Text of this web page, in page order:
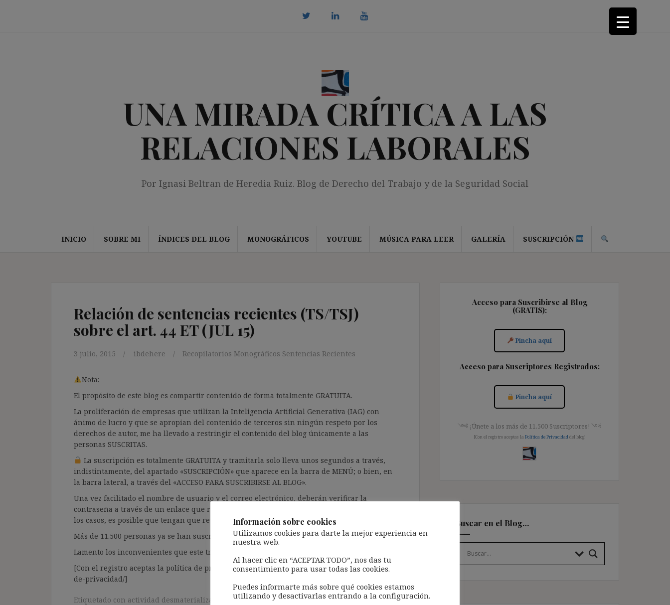
UNA MIRADA CRÍTICA A LAS
RELACIONES LABORALES
Por Ignasi Beltran de Heredia Ruiz. Blog de Derecho del Trabajo y de la Seguridad Social
INICIO SOBRE MI ÍNDICES DEL BLOG MONOGRÁFICOS YOUTUBE MÚSICA PARA LEER GALERÍA SUSCRIPCIÓN
Relación de sentencias recientes (TS/TSJ)
sobre el art. 44 ET (JUL 15)
3 julio, 2015 ibdehere Recopilatorios Monográficos Sentencias Recientes
Nota:
El propósito de este blog es compartir contenido de forma totalmente GRATUITA.
La proliferación de empresas que utilizan la Inteligencia Artificial Generativa (IAG) con
ánimo de lucro y que se apropian del contenido de terceros sin ningún respeto por los
derechos de autor, me ha llevado a restringir el contenido del blog únicamente a las
personas SUSCRITAS.
La suscripción es totalmente GRATUITA y tramitarla solo lleva unos segundos a través,
indistintamente, del apartado «SUSCRIPCIÓN» que aparece en la barra de MENÚ; o bien, en
la barra lateral, a través del «ACCESO PARA SUSCRIBIRSE AL BLOG».
Una vez facilitado el nombre de usuario y el correo electrónico, deberán verificar la
contraseña a través de un enlace que recibirán en el correo electrónico registrado (según
los casos, es posible que tengan que revisar la bandeja de «Spam»).
Más de 11.500 personas ya se han suscrito.
Lamento los inconvenientes que este trámite pueda causar.
[Con el registro aceptas la política de privacidad del blog: https://ignasibeltran.com/politica-
de-privacidad/]
Etiquetado con actividad desmaterializada art. 44 ET,subrogación de empresa,sucesión de
Acceso para Suscribirse al Blog
(GRATIS):
Pincha aquí
Acceso para Suscriptores Registrados:
Pincha aquí
༺ ¡Únete a los más de 11.500 Suscriptores! ༺
[Con el registro aceptas la Política de Privacidad del blog]
Buscar en el Blog…
Información sobre cookies
Utilizamos cookies para darte la mejor experiencia en
nuestra web.
Al hacer clic en “ACEPTAR TODO”, nos das tu
consentimiento para usar todas las cookies.
Puedes informarte más sobre qué cookies estamos
utilizando y desactivarlas entrando a la configuración.